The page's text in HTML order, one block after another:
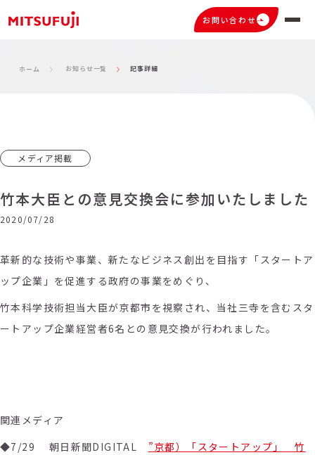
お問い合わせ
ホーム お知らせ一覧 記事詳細
メディア掲載
竹本大臣との意見交換会に参加いたしました
2020/07/28
革新的な技術や事業、新たなビジネス創出を目指す「スタートア
ップ企業」を促進する政府の事業をめぐり、
竹本科学技術担当大臣が京都市を視察され、当社三寺を含むスタ
ートアップ企業経営者6名との意見交換が行われました。
関連メディア
◆7/29 朝日新聞DIGITAL ”京都）「スタートアップ」 竹